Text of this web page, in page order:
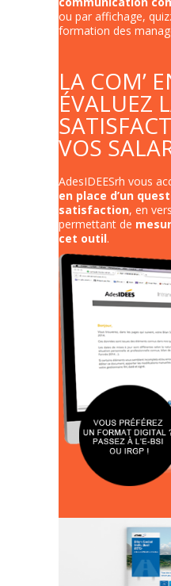
ou par affichage,
formation des
LA COM’
ÉVALUEZ
VOS
AdesIDEESrh vous
en place d’un
satisfaction, en
permettant de
cet outil.